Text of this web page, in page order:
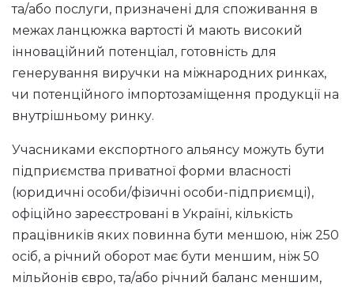
та/або послуги, призначені для споживання в
межах ланцюжка вартості й мають високий
інноваційний потенціал, готовність для
генерування виручки на міжнародних ринках,
чи потенційного імпортозаміщення продукції на
внутрішньому ринку.
Учасниками експортного альянсу можуть бути
підприємства приватної форми власності
(юридичні особи/фізичні особи-підприємці),
офіційно зареєстровані в Україні, кількість
працівників яких повинна бути меншою, ніж 250
осіб, а річний оборот має бути меншим, ніж 50
мільйонів євро, та/або річний баланс меншим,